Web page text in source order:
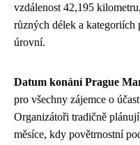
vzdálenost 42,195
různých délek a kategoriích
úrovní.
Datum konání Prague
pro všechny zájemce o
Organizátoři tradičně
měsíce, kdy povětrnostní